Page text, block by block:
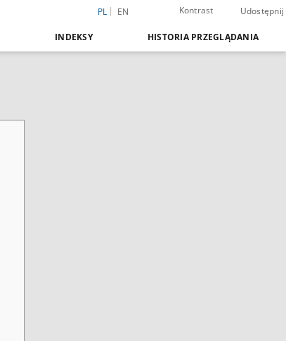
PL EN Kontrast Udostępnij
INDEKSY HISTORIA PRZEGLĄDANIA